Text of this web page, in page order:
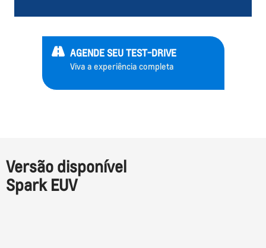
AGENDE SEU TEST-DRIVE
Viva a experiência completa
Versão disponível
Spark EUV